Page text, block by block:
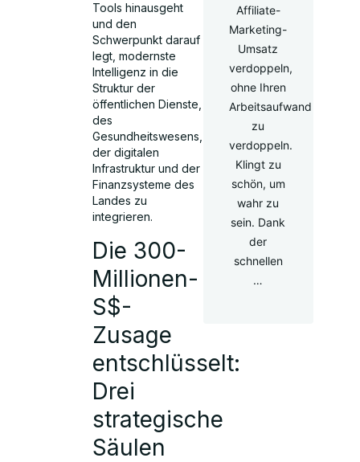
Tools hinausgeht
und den
Schwerpunkt darauf
legt, modernste
Intelligenz in die
Struktur der
öffentlichen Dienste,
des
Gesundheitswesens,
der digitalen
Infrastruktur und der
Finanzsysteme des
Landes zu
integrieren.
Die 300-
Millionen-
S$-
Zusage
entschlüsselt:
Drei
strategische
Säulen
Affiliate-
Marketing-
Umsatz
verdoppeln,
ohne Ihren
Arbeitsaufwand
zu
verdoppeln.
Klingt zu
schön, um
wahr zu
sein. Dank
der
schnellen
…